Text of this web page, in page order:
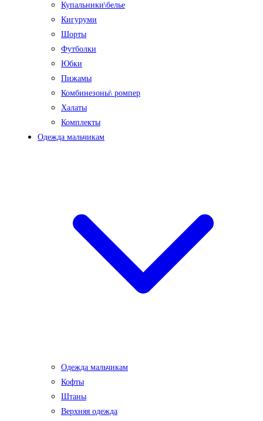
Купальники\белье
Кигуруми
Шорты
Футболки
Юбки
Пижамы
Комбинезоны\ ромпер
Халаты
Комплекты
Одежда мальчикам
Одежда мальчикам
Кофты
Штаны
Верхняя одежда